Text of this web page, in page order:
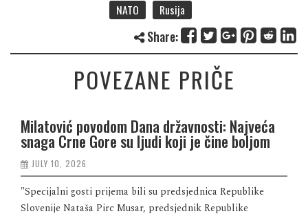
NATO
Rusija
Share:
POVEZANE PRIČE
Milatović povodom Dana državnosti: Najveća
snaga Crne Gore su ljudi koji je čine boljom
JULY 10, 2026
"Specijalni gosti prijema bili su predsjednica Republike
Slovenije Nataša Pirc Musar, predsjednik Republike